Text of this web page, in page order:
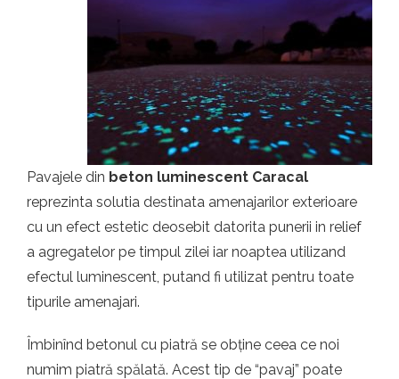
Pavajele din beton luminescent Caracal
reprezinta solutia destinata amenajarilor exterioare
cu un efect estetic deosebit datorita punerii in relief
a agregatelor pe timpul zilei iar noaptea utilizand
efectul luminescent, putand fi utilizat pentru toate
tipurile amenajari.
Îmbinînd betonul cu piatră se obține ceea ce noi
numim piatră spălată. Acest tip de “pavaj” poate